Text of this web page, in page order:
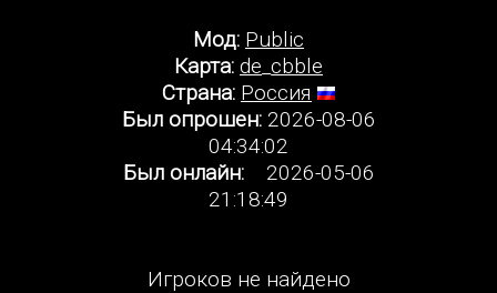
Мод: Public
Карта: de_cbble
Страна: Россия
Был опрошен:2026-08-06
04:34:02
Был онлайн:2026-05-06
21:18:49
Игроков не найдено